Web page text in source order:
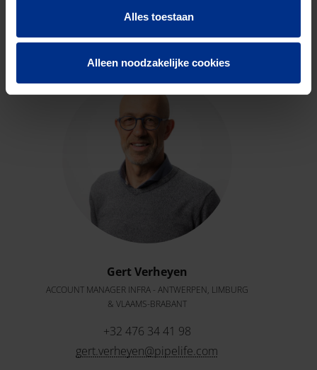
Alles toestaan
Alleen noodzakelijke cookies
CONTACTEER ONS
Neem contact op met onze experts voor meer
Gert Verheyen
ACCOUNT MANAGER INFRA - ANTWERPEN, LIMBURG
& VLAAMS-BRABANT
+32 476 34 41 98
gert.verheyen@pipelife.com